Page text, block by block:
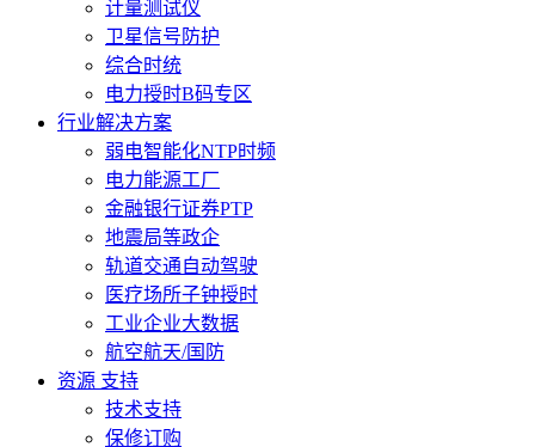
计量测试仪
卫星信号防护
综合时统
电力授时B码专区
行业解决方案
弱电智能化NTP时频
电力能源工厂
金融银行证券PTP
地震局等政企
轨道交通自动驾驶
医疗场所子钟授时
工业企业大数据
航空航天/国防
资源 支持
技术支持
保修订购